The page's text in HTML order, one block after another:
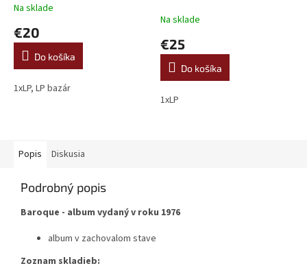
Priemerné
produktu
5,0
5
Na sklade
€20
Do košíka
1xLP, LP bazár
Na sklade
€25
Do košíka
1xLP
Popis Diskusia
Podrobný popis
Baroque - album vydaný v roku 1976
album v zachovalom stave
Zoznam skladieb: